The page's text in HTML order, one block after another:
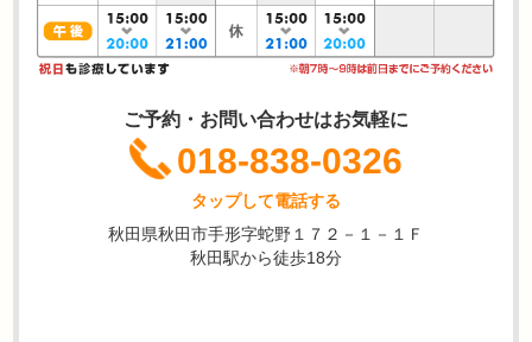
ご予約・お問い合わせはお気軽に
018-838-0326
タップして電話する
秋田県秋田市手形字蛇野１７２－１－１Ｆ
秋田駅から徒歩18分